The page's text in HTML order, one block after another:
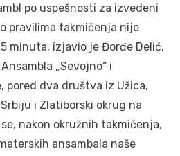
po uspešnosti za izvedeni
pravilima takmičenja nije
minuta, izjavio je Đorđe Delić,
„Sevojno“ i
pored dva društva iz Užica,
i Zlatiborski okrug na
nakon okružnih takmičenja,
ansambala naše